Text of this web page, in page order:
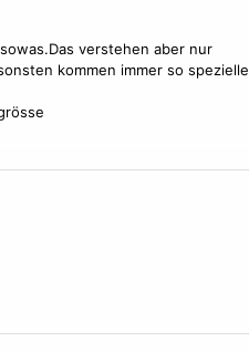
verstehen aber nur
kommen immer so spezielle